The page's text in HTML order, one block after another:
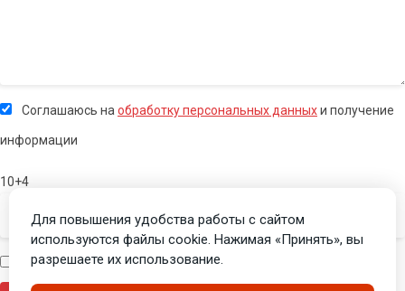
Соглашаюсь на обработку персональных данныхи получение
информации
10+4
Я человек
Для повышения удобства работы с сайтом
используются файлы cookie. Нажимая «Принять», вы
разрешаете их использование.